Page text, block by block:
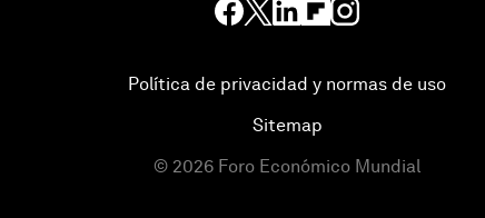
Política de privacidad y normas de uso
Sitemap
© 2026 Foro Económico Mundial